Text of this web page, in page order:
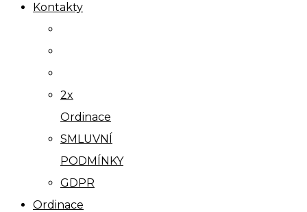
Kontakty
2x
Ordinace
SMLUVNÍ
PODMÍNKY
GDPR
Ordinace